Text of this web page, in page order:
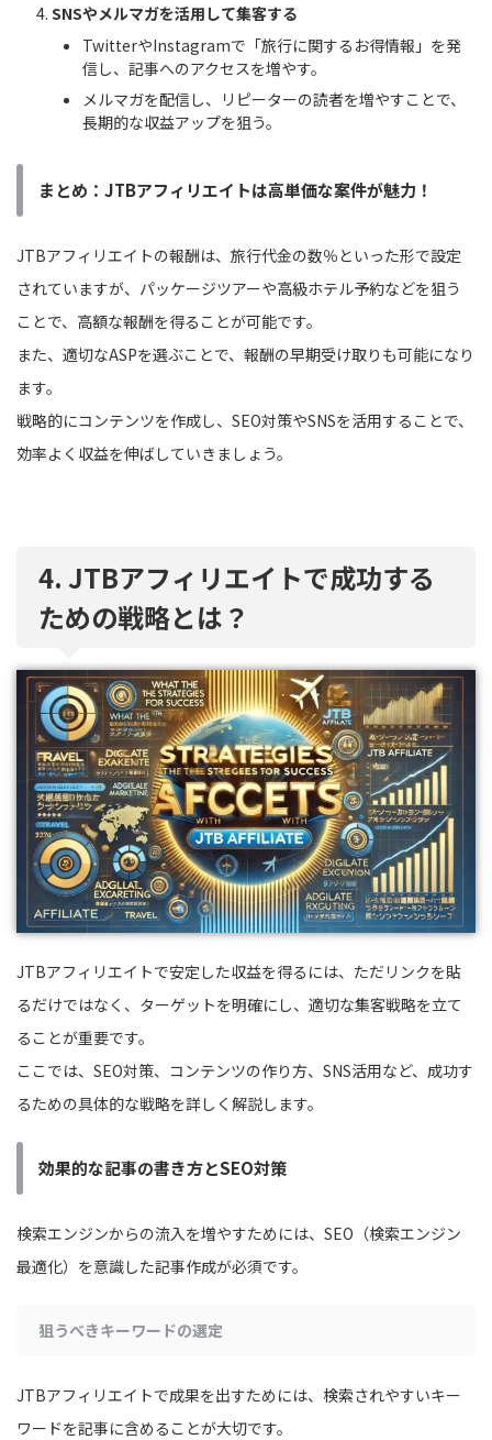
SNSやメルマガを活用して集客する
TwitterやInstagramで「旅行に関するお得情報」を発
信し、記事へのアクセスを増やす。
メルマガを配信し、リピーターの読者を増やすことで、
長期的な収益アップを狙う。
まとめ：JTBアフィリエイトは高単価な案件が魅力！
JTBアフィリエイトの報酬は、旅行代金の数％といった形で設定
されていますが、パッケージツアーや高級ホテル予約などを狙う
ことで、高額な報酬を得ることが可能です。
また、適切なASPを選ぶことで、報酬の早期受け取りも可能になり
ます。
戦略的にコンテンツを作成し、SEO対策やSNSを活用することで、
効率よく収益を伸ばしていきましょう。
4. JTBアフィリエイトで成功する
ための戦略とは？
JTBアフィリエイトで安定した収益を得るには、ただリンクを貼
るだけではなく、ターゲットを明確にし、適切な集客戦略を立て
ることが重要です。
ここでは、SEO対策、コンテンツの作り方、SNS活用など、成功す
るための具体的な戦略を詳しく解説します。
効果的な記事の書き方とSEO対策
検索エンジンからの流入を増やすためには、SEO（検索エンジン
最適化）を意識した記事作成が必須です。
狙うべきキーワードの選定
JTBアフィリエイトで成果を出すためには、検索されやすいキー
ワードを記事に含めることが大切です。